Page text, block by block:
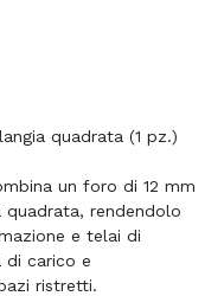
quadrata (1 pz.)
un foro di 12 mm
rendendolo
e telai di
di carico e
ristretti.